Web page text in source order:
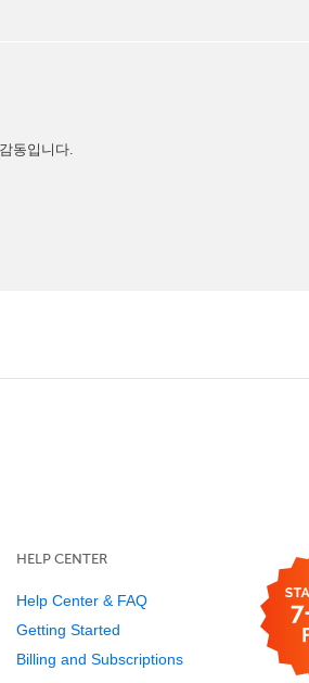
동입니다.
HELP CENTER
Help Center & FAQ
Getting Started
Billing and Subscriptions